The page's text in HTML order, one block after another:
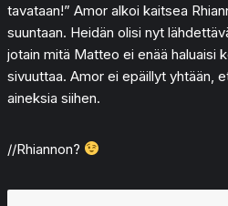
tavataan!” Amor alkoi kaitsea
suuntaan. Heidän olisi nyt
jotain mitä Matteo ei enää haluaisi
sivuuttaa. Amor ei epäillyt yhtään,
aineksia siihen.
//Rhiannon?